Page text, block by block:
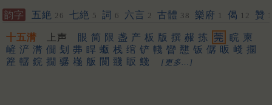
韵字 五絶 26 七絶 5 詞 6 六言 2 古體 38 樂府 1 偈 12 贊
十五潸 上声 眼 简 限 盏 产 板 版 撰 赧 拣 莞 睆 柬
嵼 浐 潸 僩 刬 丳 睅 蝂 栈 绾 铲 輚 矕 戁 钣 僝 昄 㟞 攌
簅 轏 鋎 撊 骣 嶘 舨 䦘 䎒 眅 䱠 [更多…]